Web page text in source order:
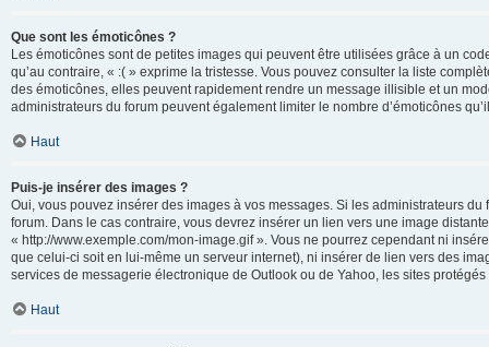
Que sont les émoticônes ?
Les émoticônes sont de petites images qui peuvent être utilisées grâce à un
qu’au contraire, « :( » exprime la tristesse. Vous pouvez consulter la liste
des émoticônes, elles peuvent rapidement rendre un message illisible et un
administrateurs du forum peuvent également limiter le nombre d’émoticônes
Haut
Puis-je insérer des images ?
Oui, vous pouvez insérer des images à vos messages. Si les administrateurs
forum. Dans le cas contraire, vous devrez insérer un lien vers une image
« http://www.exemple.com/mon-image.gif ». Vous ne pourrez cependant ni
que celui-ci soit en lui-même un serveur internet), ni insérer de lien vers des
services de messagerie électronique de Outlook ou de Yahoo, les sites
Haut